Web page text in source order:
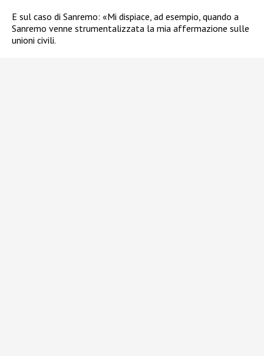
E sul caso di Sanremo: «Mi dispiace, ad esempio, quando a
Sanremo venne strumentalizzata la mia affermazione sulle
unioni civili.